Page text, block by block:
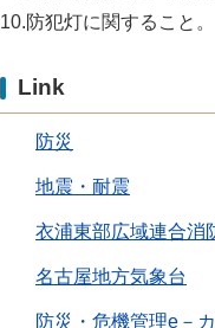
10.防犯灯に関すること。
Link
防災
地震・耐震
衣浦東部広域連合消
名古屋地方気象台
防災・危機管理e－